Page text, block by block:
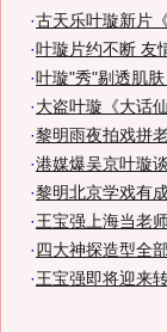
·古天乐叶璇新片
·叶璇片约不断 友
·叶璇"秀"剔透肌
·大盗叶璇《大话
·黎明雨夜拍戏拼
·港媒爆吴京叶璇
·黎明北京学戏有
·王宝强上海当老
·四大神探造型全
·王宝强即将迎来